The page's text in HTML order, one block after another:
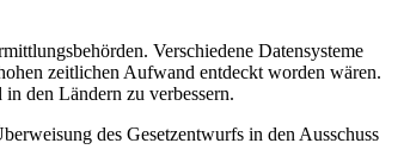
Verschiedene Datensysteme
zeitlichen Aufwand entdeckt worden wären.
den Ländern zu verbessern.
des Gesetzentwurfs in den Ausschuss